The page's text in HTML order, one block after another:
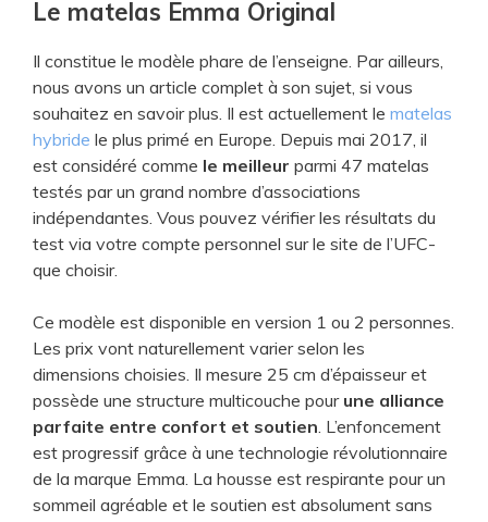
y
V
i
d
e
o
Le matelas Emma Original
Il constitue le modèle phare de l’enseigne. Par ailleurs,
nous avons un article complet à son sujet, si vous
souhaitez en savoir plus. Il est actuellement le matelas
hybride le plus primé en Europe. Depuis mai 2017, il
est considéré comme le meilleur parmi 47 matelas
testés par un grand nombre d’associations
indépendantes. Vous pouvez vérifier les résultats du
test via votre compte personnel sur le site de l’UFC-
que choisir.
Ce modèle est disponible en version 1 ou 2 personnes.
Les prix vont naturellement varier selon les
dimensions choisies. Il mesure 25 cm d’épaisseur et
possède une structure multicouche pour une alliance
parfaite entre confort et soutien. L’enfoncement
est progressif grâce à une technologie révolutionnaire
de la marque Emma. La housse est respirante pour un
sommeil agréable et le soutien est absolument sans